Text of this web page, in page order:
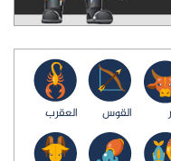
القوس العقرب